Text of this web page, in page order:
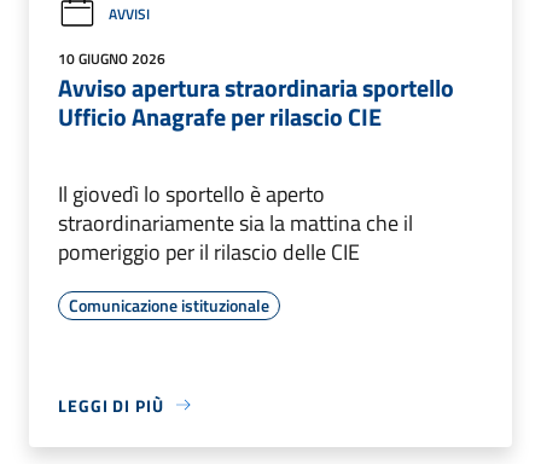
AVVISI
10 GIUGNO 2026
Avviso apertura straordinaria sportello
Ufficio Anagrafe per rilascio CIE
Il giovedì lo sportello è aperto
straordinariamente sia la mattina che il
pomeriggio per il rilascio delle CIE
Comunicazione istituzionale
LEGGI DI PIÙ